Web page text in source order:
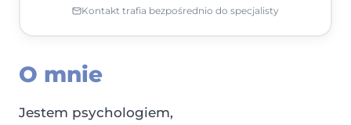
O mnie
Jestem psychologiem,
Kontakt trafia bezpośrednio do specjalisty